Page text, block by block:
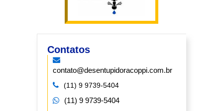
Contatos
contato@desentupidoracoppi.com.br
(11) 9 9739-5404
(11) 9 9739-5404